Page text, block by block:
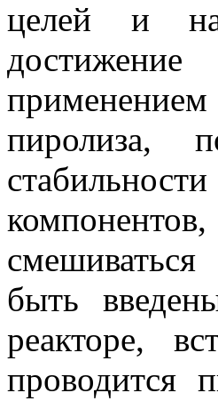
целей и на
пиролиза,
быть
реакторе,
проводится